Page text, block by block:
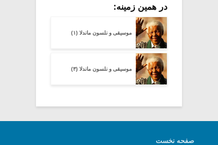
در همین زمینه:
موسیقی و نلسون ماندلا (۱)
موسیقی و نلسون ماندلا (۳)
صفحه نخست